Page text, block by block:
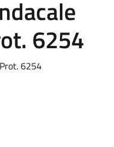
6254
6254